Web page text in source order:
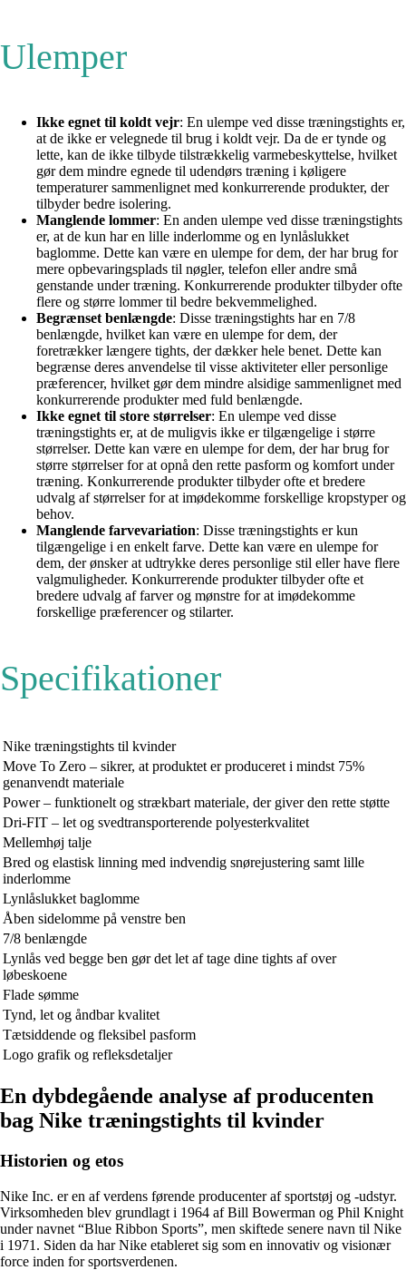
Ulemper
Ikke egnet til koldt vejr: En ulempe ved disse træningstights er,
at de ikke er velegnede til brug i koldt vejr. Da de er tynde og
lette, kan de ikke tilbyde tilstrækkelig varmebeskyttelse, hvilket
gør dem mindre egnede til udendørs træning i køligere
temperaturer sammenlignet med konkurrerende produkter, der
tilbyder bedre isolering.
Manglende lommer: En anden ulempe ved disse træningstights
er, at de kun har en lille inderlomme og en lynlåslukket
baglomme. Dette kan være en ulempe for dem, der har brug for
mere opbevaringsplads til nøgler, telefon eller andre små
genstande under træning. Konkurrerende produkter tilbyder ofte
flere og større lommer til bedre bekvemmelighed.
Begrænset benlængde: Disse træningstights har en 7/8
benlængde, hvilket kan være en ulempe for dem, der
foretrækker længere tights, der dækker hele benet. Dette kan
begrænse deres anvendelse til visse aktiviteter eller personlige
præferencer, hvilket gør dem mindre alsidige sammenlignet med
konkurrerende produkter med fuld benlængde.
Ikke egnet til store størrelser: En ulempe ved disse
træningstights er, at de muligvis ikke er tilgængelige i større
størrelser. Dette kan være en ulempe for dem, der har brug for
større størrelser for at opnå den rette pasform og komfort under
træning. Konkurrerende produkter tilbyder ofte et bredere
udvalg af størrelser for at imødekomme forskellige kropstyper og
behov.
Manglende farvevariation: Disse træningstights er kun
tilgængelige i en enkelt farve. Dette kan være en ulempe for
dem, der ønsker at udtrykke deres personlige stil eller have flere
valgmuligheder. Konkurrerende produkter tilbyder ofte et
bredere udvalg af farver og mønstre for at imødekomme
forskellige præferencer og stilarter.
Specifikationer
Nike træningstights til kvinder
Move To Zero – sikrer, at produktet er produceret i mindst 75%
genanvendt materiale
Power – funktionelt og strækbart materiale, der giver den rette støtte
Dri-FIT – let og svedtransporterende polyesterkvalitet
Mellemhøj talje
Bred og elastisk linning med indvendig snørejustering samt lille
inderlomme
Lynlåslukket baglomme
Åben sidelomme på venstre ben
7/8 benlængde
Lynlås ved begge ben gør det let af tage dine tights af over
løbeskoene
Flade sømme
Tynd, let og åndbar kvalitet
Tætsiddende og fleksibel pasform
Logo grafik og refleksdetaljer
En dybdegående analyse af producenten
bag Nike træningstights til kvinder
Historien og etos
Nike Inc. er en af verdens førende producenter af sportstøj og -udstyr.
Virksomheden blev grundlagt i 1964 af Bill Bowerman og Phil Knight
under navnet “Blue Ribbon Sports”, men skiftede senere navn til Nike
i 1971. Siden da har Nike etableret sig som en innovativ og visionær
force inden for sportsverdenen.